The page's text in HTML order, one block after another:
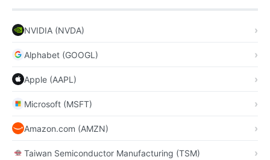
NVIDIA (NVDA)
Alphabet (GOOGL)
Apple (AAPL)
Microsoft (MSFT)
Amazon.com (AMZN)
Taiwan Semiconductor Manufacturing (TSM)